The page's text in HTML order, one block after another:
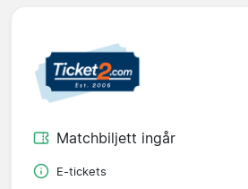
Matchbiljett ingår
E-tickets